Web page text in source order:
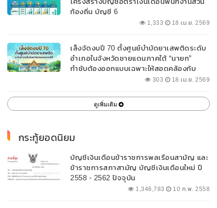
ท้องถิ่น บัญชี 6
1,333 18 เม.ย. 2569
เล็งจัดงบปี 70 ตั้งศูนย์บำบัดยาเสพติดระดับ
อำเภอในจังหวัดชายแดนภาคใต้ “นายก”
กำชับต้องออกแบบเฉพาะให้สอดคล้องกับ
303 18 เม.ย. 2569
ดูเพิ่มเติม
กระทู้ยอดนิยม
บัญชีเงินเดือนข้าราชการพลเรือนสามัญ และ
ข้าราชการสภาสามัญ บัญชีเงินเดือนใหม่ ปี
2558 - 2562 ปัจจุบัน
1,346,783 10 ก.พ. 2558